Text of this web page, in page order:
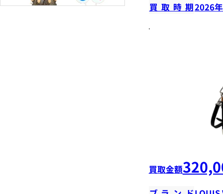
買取時期2026
買取金額